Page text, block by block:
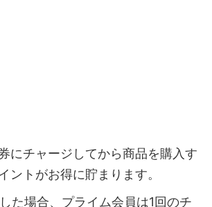
にチャージしてから商品を購入す
ントがお得に貯まります。
た場合、プライム会員は1回のチ